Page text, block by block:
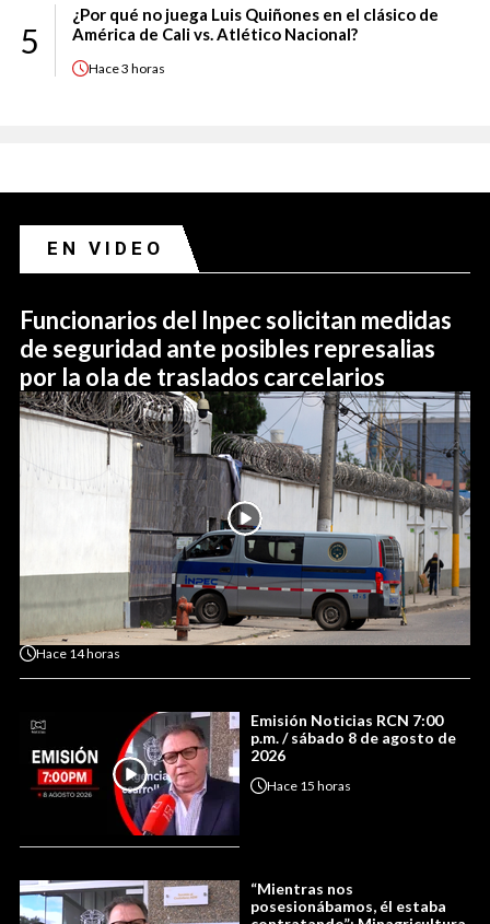
5
¿Por qué no juega Luis Quiñones en el clásico de
América de Cali vs. Atlético Nacional?
Hace3 horas
EN VIDEO
Funcionarios del Inpec solicitan medidas
de seguridad ante posibles represalias
por la ola de traslados carcelarios
Hace 14 horas
Emisión Noticias RCN 7:00
p.m. / sábado 8 de agosto de
2026
Hace 15 horas
“Mientras nos
posesionábamos, él estaba